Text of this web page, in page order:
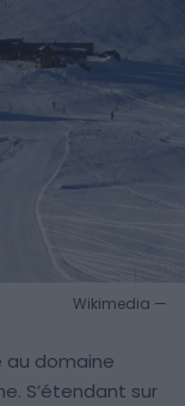
Wikimedia —
au domaine
S’étendant sur